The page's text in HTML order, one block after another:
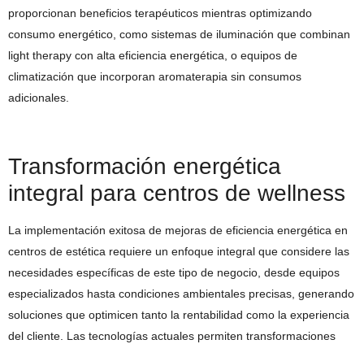
proporcionan beneficios terapéuticos mientras optimizando
consumo energético, como sistemas de iluminación que combinan
light therapy con alta eficiencia energética, o equipos de
climatización que incorporan aromaterapia sin consumos
adicionales.
Transformación energética
integral para centros de wellness
La implementación exitosa de mejoras de eficiencia energética en
centros de estética requiere un enfoque integral que considere las
necesidades específicas de este tipo de negocio, desde equipos
especializados hasta condiciones ambientales precisas, generando
soluciones que optimicen tanto la rentabilidad como la experiencia
del cliente. Las tecnologías actuales permiten transformaciones